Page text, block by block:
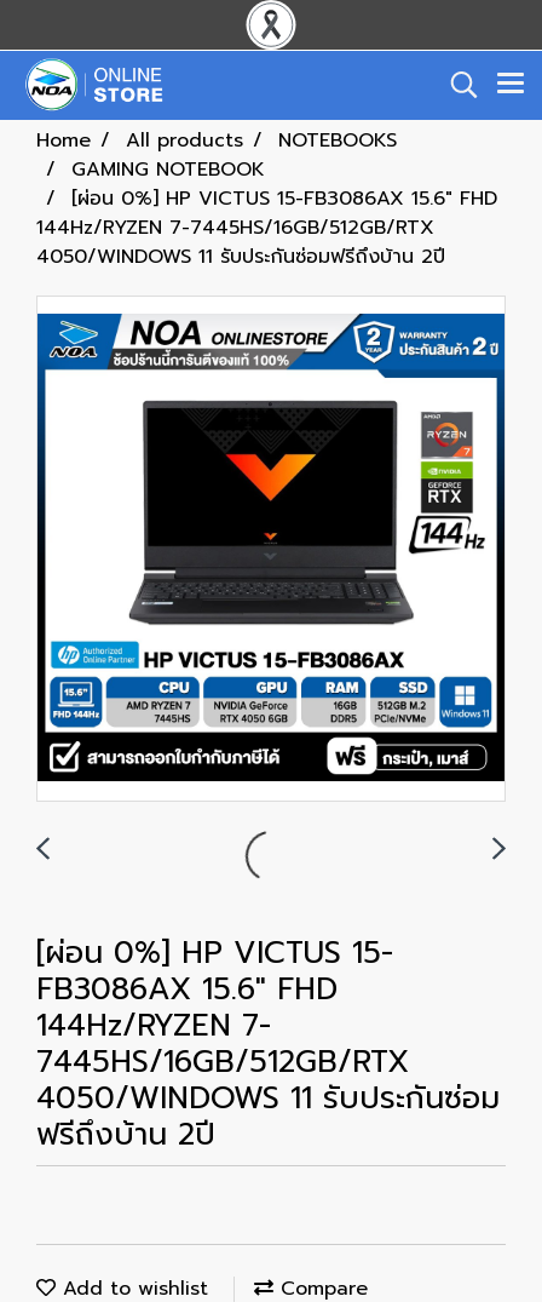
Home All products
NOTEBOOKS
GAMING NOTEBOOK
[ผ่อน 0%] HP VICTUS 15-FB3086AX 15.6" FHD
144Hz/RYZEN 7-7445HS/16GB/512GB/RTX
4050/WINDOWS 11 รับประกันซ่อมฟรีถึงบ้าน 2ปี
[ผ่อน 0%] HP VICTUS 15-
FB3086AX 15.6" FHD
144Hz/RYZEN 7-
7445HS/16GB/512GB/RTX
4050/WINDOWS 11 รับประกันซ่อม
ฟรีถึงบ้าน 2ปี
Add to wishlist Compare